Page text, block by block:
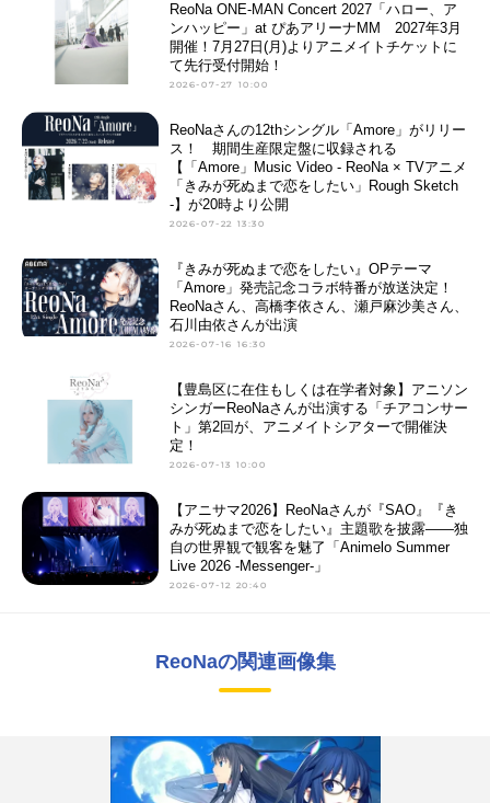
ReoNa ONE-MAN Concert 2027「ハロー、ア
ンハッピー」at ぴあアリーナMM 2027年3月
開催！7月27日(月)よりアニメイトチケットに
て先行受付開始！
2026-07-27 10:00
ReoNaさんの12thシングル「Amore」がリリー
ス！ 期間生産限定盤に収録される
【「Amore」Music Video - ReoNa × TVアニメ
「きみが死ぬまで恋をしたい」Rough Sketch
-】が20時より公開
2026-07-22 13:30
『きみが死ぬまで恋をしたい』OPテーマ
「Amore」発売記念コラボ特番が放送決定！
ReoNaさん、高橋李依さん、瀬戸麻沙美さん、
石川由依さんが出演
2026-07-16 16:30
【豊島区に在住もしくは在学者対象】アニソン
シンガーReoNaさんが出演する「チアコンサー
ト」第2回が、アニメイトシアターで開催決
定！
2026-07-13 10:00
【アニサマ2026】ReoNaさんが『SAO』『き
みが死ぬまで恋をしたい』主題歌を披露――独
自の世界観で観客を魅了「Animelo Summer
Live 2026 -Messenger-」
2026-07-12 20:40
ReoNaの関連画像集